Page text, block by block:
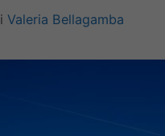
Valeria Bellagamba